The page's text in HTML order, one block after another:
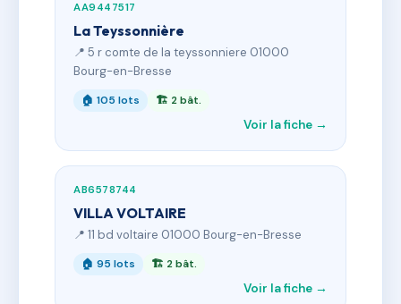
AA9447517
La Teyssonnière
📍 5 r comte de la teyssonniere 01000
Bourg-en-Bresse
🏠 105 lots 🏗 2 bât.
Voir la fiche →
AB6578744
VILLA VOLTAIRE
📍 11 bd voltaire 01000 Bourg-en-Bresse
🏠 95 lots 🏗 2 bât.
Voir la fiche →